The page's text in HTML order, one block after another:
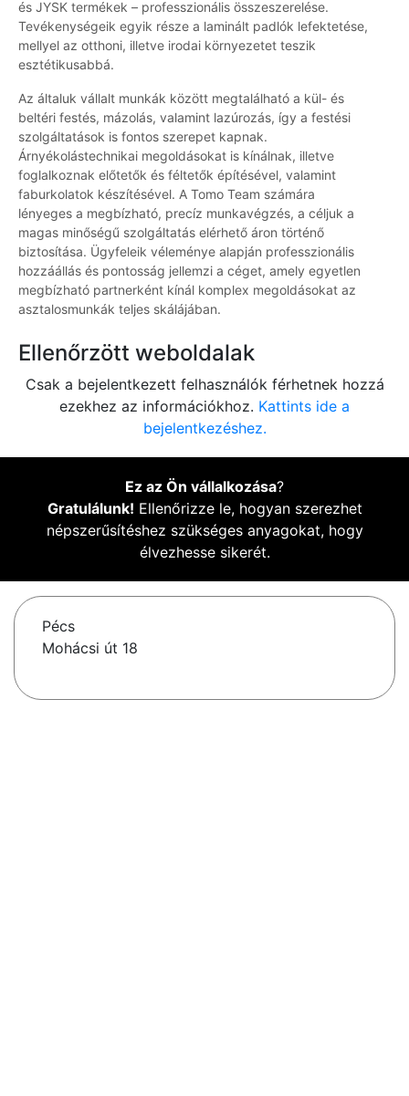
és JYSK termékek – professzionális összeszerelése.
Tevékenységeik egyik része a laminált padlók lefektetése,
mellyel az otthoni, illetve irodai környezetet teszik
esztétikusabbá.
Az általuk vállalt munkák között megtalálható a kül- és
beltéri festés, mázolás, valamint lazúrozás, így a festési
szolgáltatások is fontos szerepet kapnak.
Árnyékolástechnikai megoldásokat is kínálnak, illetve
foglalkoznak előtetők és féltetők építésével, valamint
faburkolatok készítésével. A Tomo Team számára
lényeges a megbízható, precíz munkavégzés, a céljuk a
magas minőségű szolgáltatás elérhető áron történő
biztosítása. Ügyfeleik véleménye alapján professzionális
hozzáállás és pontosság jellemzi a céget, amely egyetlen
megbízható partnerként kínál komplex megoldásokat az
asztalosmunkák teljes skálájában.
Ellenőrzött weboldalak
Csak a bejelentkezett felhasználók férhetnek hozzá
ezekhez az információkhoz. Kattints ide a
bejelentkezéshez.
Ez az Ön vállalkozása?
Gratulálunk! Ellenőrizze le, hogyan szerezhet
népszerűsítéshez szükséges anyagokat, hogy
élvezhesse sikerét.
Pécs
Mohácsi út 18